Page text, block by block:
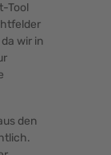
Tool
wir in
den